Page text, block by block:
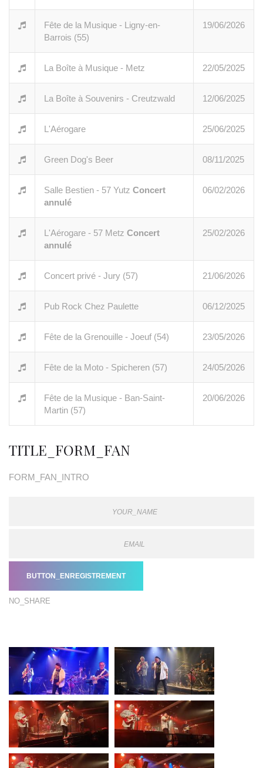
Fête de la Musique - Ligny-en-
Barrois (55)
19/06/2026
La Boîte à Musique - Metz 22/05/2025
La Boîte à Souvenirs - Creutzwald 12/06/2025
L'Aérogare 25/06/2025
Green Dog's Beer 08/11/2025
Salle Bestien - 57 Yutz Concert
annulé
06/02/2026
L'Aérogare - 57 Metz Concert
annulé
25/02/2026
Concert privé - Jury (57) 21/06/2026
Pub Rock Chez Paulette 06/12/2025
Fête de la Grenouille - Joeuf (54) 23/05/2026
Fête de la Moto - Spicheren (57) 24/05/2026
Fête de la Musique - Ban-Saint-
Martin (57)
20/06/2026
TITLE_FORM_FAN
FORM_FAN_INTRO
BUTTON_ENREGISTREMENT
NO_SHARE